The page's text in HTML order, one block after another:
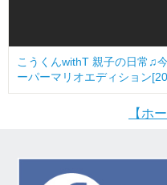
こうくんwithT 親子の日常♫
ーパーマリオエディション
実況】
【ホ